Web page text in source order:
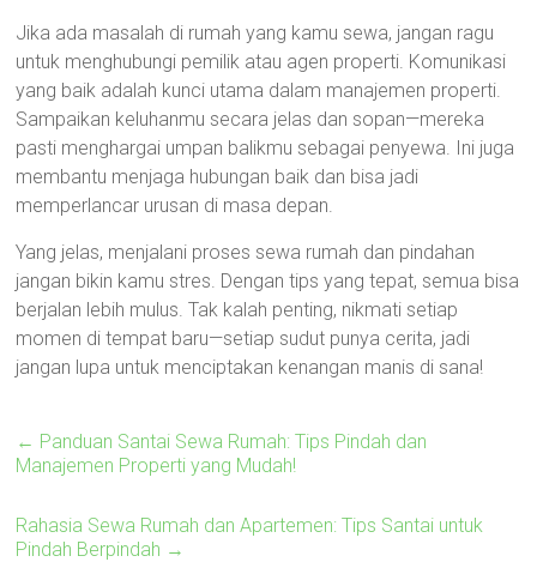
Jika ada masalah di rumah yang kamu sewa, jangan ragu
untuk menghubungi pemilik atau agen properti. Komunikasi
yang baik adalah kunci utama dalam manajemen properti.
Sampaikan keluhanmu secara jelas dan sopan—mereka
pasti menghargai umpan balikmu sebagai penyewa. Ini juga
membantu menjaga hubungan baik dan bisa jadi
memperlancar urusan di masa depan.
Yang jelas, menjalani proses sewa rumah dan pindahan
jangan bikin kamu stres. Dengan tips yang tepat, semua bisa
berjalan lebih mulus. Tak kalah penting, nikmati setiap
momen di tempat baru—setiap sudut punya cerita, jadi
jangan lupa untuk menciptakan kenangan manis di sana!
← Panduan Santai Sewa Rumah: Tips Pindah dan
Manajemen Properti yang Mudah!
Rahasia Sewa Rumah dan Apartemen: Tips Santai untuk
Pindah Berpindah →